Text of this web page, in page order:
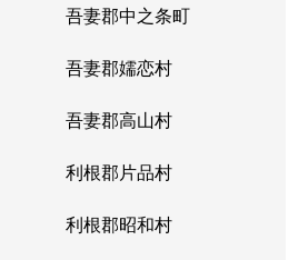
吾妻郡中之条町
吾妻郡嬬恋村
吾妻郡高山村
利根郡片品村
利根郡昭和村